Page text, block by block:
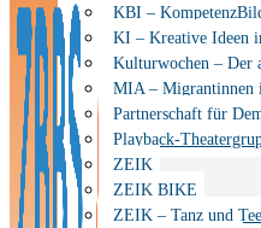
KBI –
KI – Kreative Ideen
Kulturwochen – Der
MIA – Migrantinnen
Partnerschaft für
Playback-
ZEIK
ZEIK BIKE
ZEIK – Tanz und